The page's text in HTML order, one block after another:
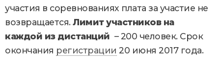
участия в соревнованиях плата за участие не
возвращается. Лимит участников на
каждой из дистанций – 200 человек. Срок
окончания регистрации 20 июня 2017 года.